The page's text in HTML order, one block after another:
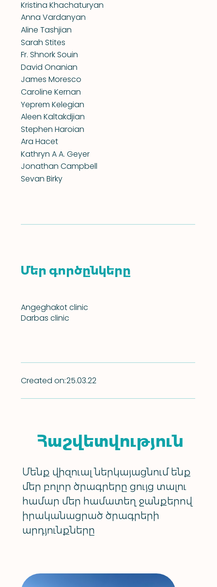
Kristina Khachaturyan
Anna Vardanyan
Aline Tashjian
Sarah Stites
Fr. Shnork Souin
David Onanian
James Moresco
Caroline Kernan
Yeprem Kelegian
Aleen Kaltakdjian
Stephen Haroian
Ara Hacet
Kathryn A A. Geyer
Jonathan Campbell
Sevan Birky
Մեր գործընկերը
Angeghakօt clinic
Darbas clinic
25.03.22
Created on:
Մենք վիզուալ ներկայացնում ենք
մեր բոլոր ծրագրերը ցույց տալու
համար մեր համատեղ ջանքերով
իրականացրած ծրագրերի
արդյունքները
Հաշվետվություն